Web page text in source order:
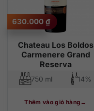
Chateau Los Boldos
Carmenere Grand
Reserva
630.000 ₫
750 ml 14%
Thêm vào giỏ hàng